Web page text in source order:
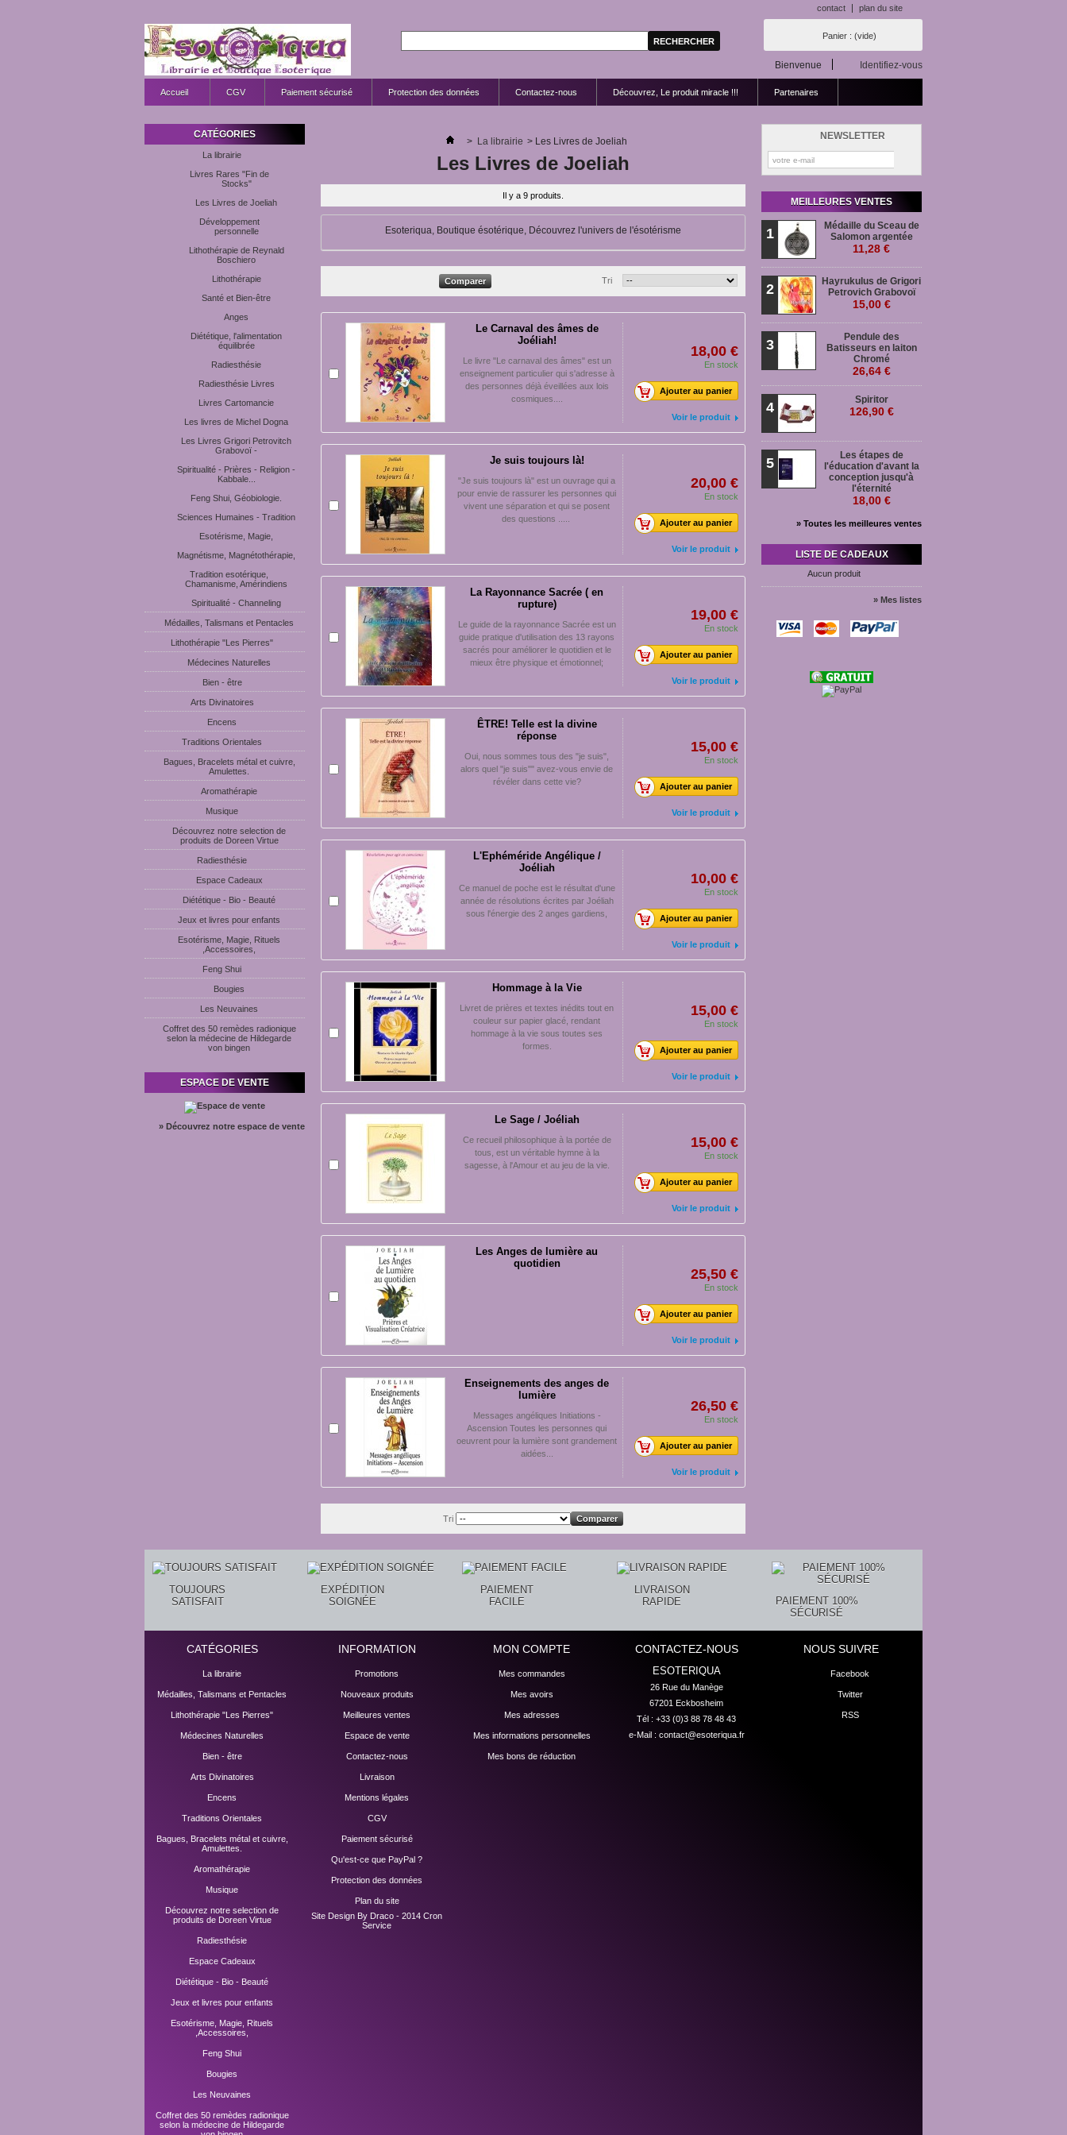
contact plan du site
Panier : (vide)
Bienvenue Identifiez-vous
Accueil CGV Paiement sécurisé Protection des données Contactez-nous Découvrez, Le produit miracle !!! Partenaires
CATÉGORIES
La librairie
Livres Rares "Fin de
Stocks"
Les Livres de Joeliah
Développement
personnelle
Lithothérapie de Reynald
Boschiero
Lithothérapie
Santé et Bien-être
Anges
Diététique, l'alimentation
équilibrée
Radiesthésie
Radiesthésie Livres
Livres Cartomancie
Les livres de Michel Dogna
Les Livres Grigori Petrovitch
Grabovoï -
Spiritualité - Prières - Religion -
Kabbale...
Feng Shui, Géobiologie.
Sciences Humaines - Tradition
Esotérisme, Magie,
Magnétisme, Magnétothérapie,
Tradition esotérique,
Chamanisme, Amérindiens
Spiritualité - Channeling
Médailles, Talismans et Pentacles
Lithothérapie "Les Pierres"
Médecines Naturelles
Bien - être
Arts Divinatoires
Encens
Traditions Orientales
Bagues, Bracelets métal et cuivre,
Amulettes.
Aromathérapie
Musique
Découvrez notre selection de
produits de Doreen Virtue
Radiesthésie
Espace Cadeaux
Diététique - Bio - Beauté
Jeux et livres pour enfants
Esotérisme, Magie, Rituels
,Accessoires,
Feng Shui
Bougies
Les Neuvaines
Coffret des 50 remèdes radionique
selon la médecine de Hildegarde
von bingen
ESPACE DE VENTE
» Découvrez notre espace de vente
> La librairie > Les Livres de Joeliah
Les Livres de Joeliah
Il y a 9 produits.
Esoteriqua, Boutique ésotérique, Découvrez l'univers de l'ésotérisme
Tri
Le Carnaval des âmes de
Joéliah!
Le livre "Le carnaval des âmes" est un
enseignement particulier qui s'adresse à
des personnes déjà éveillées aux lois
cosmiques....
18,00 €
En stock
Ajouter au panier
Voir le produit
Je suis toujours là!
"Je suis toujours là" est un ouvrage qui a
pour envie de rassurer les personnes qui
vivent une séparation et qui se posent
des questions .....
20,00 €
En stock
Ajouter au panier
Voir le produit
La Rayonnance Sacrée ( en
rupture)
Le guide de la rayonnance Sacrée est un
guide pratique d'utilisation des 13 rayons
sacrés pour améliorer le quotidien et le
mieux être physique et émotionnel;
19,00 €
En stock
Ajouter au panier
Voir le produit
ÊTRE! Telle est la divine
réponse
Oui, nous sommes tous des "je suis",
alors quel "je suis"" avez-vous envie de
révéler dans cette vie?
15,00 €
En stock
Ajouter au panier
Voir le produit
L'Ephéméride Angélique /
Joéliah
Ce manuel de poche est le résultat d'une
année de résolutions écrites par Joéliah
sous l'énergie des 2 anges gardiens,
10,00 €
En stock
Ajouter au panier
Voir le produit
Hommage à la Vie
Livret de prières et textes inédits tout en
couleur sur papier glacé, rendant
hommage à la vie sous toutes ses
formes.
15,00 €
En stock
Ajouter au panier
Voir le produit
Le Sage / Joéliah
Ce recueil philosophique à la portée de
tous, est un véritable hymne à la
sagesse, à l'Amour et au jeu de la vie.
15,00 €
En stock
Ajouter au panier
Voir le produit
Les Anges de lumière au
quotidien
25,50 €
En stock
Ajouter au panier
Voir le produit
Enseignements des anges de
lumière
Messages angéliques Initiations -
Ascension Toutes les personnes qui
oeuvrent pour la lumière sont grandement
aidées...
26,50 €
En stock
Ajouter au panier
Voir le produit
Tri
NEWSLETTER
MEILLEURES VENTES
1
Médaille du Sceau de
Salomon argentée
11,28 €
2
Hayrukulus de Grigori
Petrovich Grabovoï
15,00 €
3
Pendule des
Batisseurs en laiton
Chromé
26,64 €
4 Spiritor
126,90 €
5
Les étapes de
l'éducation d'avant la
conception jusqu'à
l'éternité
18,00 €
» Toutes les meilleures ventes
LISTE DE CADEAUX
Aucun produit
» Mes listes
TOUJOURS
SATISFAIT
EXPÉDITION
SOIGNÉE
PAIEMENT
FACILE
LIVRAISON
RAPIDE
PAIEMENT 100%
SÉCURISÉ
CATÉGORIES
La librairie
Médailles, Talismans et Pentacles
Lithothérapie "Les Pierres"
Médecines Naturelles
Bien - être
Arts Divinatoires
Encens
Traditions Orientales
Bagues, Bracelets métal et cuivre,
Amulettes.
Aromathérapie
Musique
Découvrez notre selection de
produits de Doreen Virtue
Radiesthésie
Espace Cadeaux
Diététique - Bio - Beauté
Jeux et livres pour enfants
Esotérisme, Magie, Rituels
,Accessoires,
Feng Shui
Bougies
Les Neuvaines
Coffret des 50 remèdes radionique
selon la médecine de Hildegarde
INFORMATION
Promotions
Nouveaux produits
Meilleures ventes
Espace de vente
Contactez-nous
Livraison
Mentions légales
CGV
Paiement sécurisé
Qu'est-ce que PayPal ?
Protection des données
Plan du site
Site Design By Draco - 2014 Cron
Service
MON COMPTE
Mes commandes
Mes avoirs
Mes adresses
Mes informations personnelles
Mes bons de réduction
CONTACTEZ-NOUS
ESOTERIQUA
26 Rue du Manège
67201 Eckbosheim
Tél : +33 (0)3 88 78 48 43
e-Mail : contact@esoteriqua.fr
NOUS SUIVRE
Facebook
Twitter
RSS